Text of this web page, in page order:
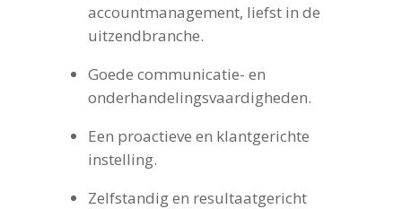
accountmanagement, liefst in de
uitzendbranche.
Goede communicatie- en
onderhandelingsvaardigheden.
Een proactieve en klantgerichte
instelling.
Zelfstandig en resultaatgericht